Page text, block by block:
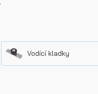
Vodící kladky